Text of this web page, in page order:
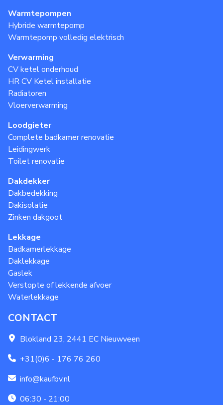
Warmtepompen
Hybride warmtepomp
Warmtepomp volledig elektrisch
Verwarming
CV ketel onderhoud
HR CV Ketel installatie
Radiatoren
Vloerverwarming
Loodgieter
Complete badkamer renovatie
Leidingwerk
Toilet renovatie
Dakdekker
Dakbedekking
Dakisolatie
Zinken dakgoot
Lekkage
Badkamerlekkage
Daklekkage
Gaslek
Verstopte of lekkende afvoer
Waterlekkage
CONTACT
Blokland 23, 2441 EC Nieuwveen
+31(0)6 - 176 76 260
info@kaufbv.nl
06:30 - 21:00